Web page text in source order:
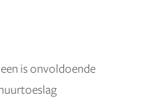
is onvoldoende